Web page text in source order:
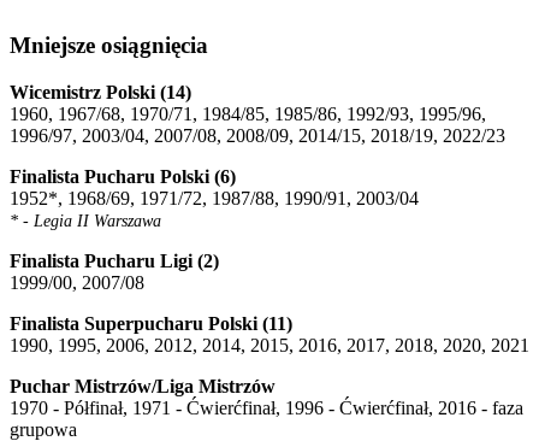
Mniejsze osiągnięcia
Wicemistrz Polski (14)
1960, 1967/68, 1970/71, 1984/85, 1985/86, 1992/93, 1995/96,
1996/97, 2003/04, 2007/08, 2008/09, 2014/15, 2018/19, 2022/23
Finalista Pucharu Polski (6)
1952*, 1968/69, 1971/72, 1987/88, 1990/91, 2003/04
* - Legia II Warszawa
Finalista Pucharu Ligi (2)
1999/00, 2007/08
Finalista Superpucharu Polski (11)
1990, 1995, 2006, 2012, 2014, 2015, 2016, 2017, 2018, 2020, 2021
Puchar Mistrzów/Liga Mistrzów
1970 - Półfinał, 1971 - Ćwierćfinał, 1996 - Ćwierćfinał, 2016 - faza
grupowa